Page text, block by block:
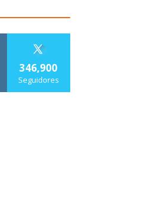
346,900
Seguidores